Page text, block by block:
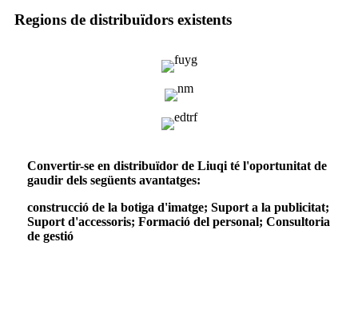
Regions de distribuïdors existents
Convertir-se en distribuïdor de Liuqi té l'oportunitat de
gaudir dels següents avantatges:
construcció de la botiga d'imatge; Suport a la publicitat;
Suport d'accessoris; Formació del personal; Consultoria
de gestió